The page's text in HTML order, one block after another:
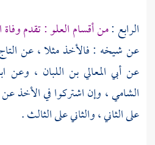
الرابع :من أقسام العلو : تقدم
عن شيخه : فالأخذ مثلا ، عن
عنأبي المعالي بن اللبان ، وعن
الشامي، وإن اشتركوا في الأخذ
على الثاني ، والثاني على الثالث .